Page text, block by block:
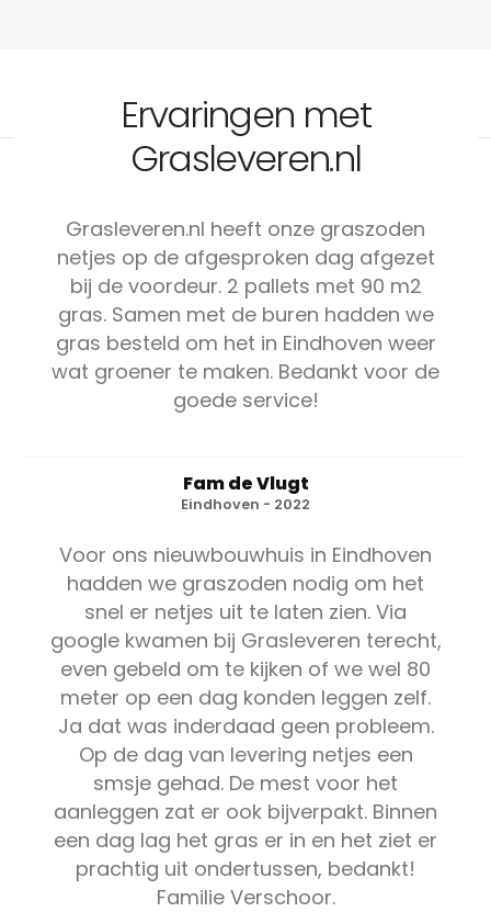
Ervaringen met
Grasleveren.nl
Grasleveren.nl heeft onze graszoden
netjes op de afgesproken dag afgezet
bij de voordeur. 2 pallets met 90 m2
gras. Samen met de buren hadden we
gras besteld om het in Eindhoven weer
wat groener te maken. Bedankt voor de
goede service!
Fam de Vlugt
Eindhoven - 2022
Voor ons nieuwbouwhuis in Eindhoven
hadden we graszoden nodig om het
snel er netjes uit te laten zien. Via
google kwamen bij Grasleveren terecht,
even gebeld om te kijken of we wel 80
meter op een dag konden leggen zelf.
Ja dat was inderdaad geen probleem.
Op de dag van levering netjes een
smsje gehad. De mest voor het
aanleggen zat er ook bijverpakt. Binnen
een dag lag het gras er in en het ziet er
prachtig uit ondertussen, bedankt!
Familie Verschoor.